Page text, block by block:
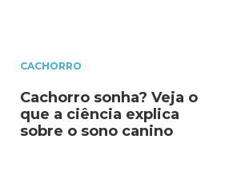
CACHORRO
Cachorro sonha? Veja o
que a ciência explica
sobre o sono canino